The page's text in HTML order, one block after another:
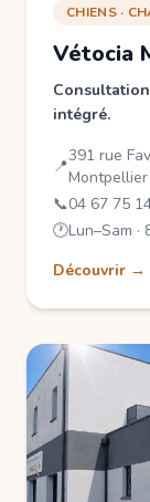
CHIENS ·
Vétocia
intégré.
📍
391 rue
Montpellier
📞04 67 75
🕐Lun–Sam
Découvrir →